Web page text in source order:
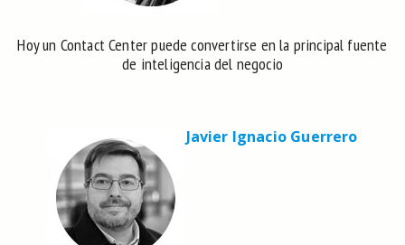
Hoy un Contact Center puede convertirse en la principal fuente
de inteligencia del negocio
Javier Ignacio Guerrero